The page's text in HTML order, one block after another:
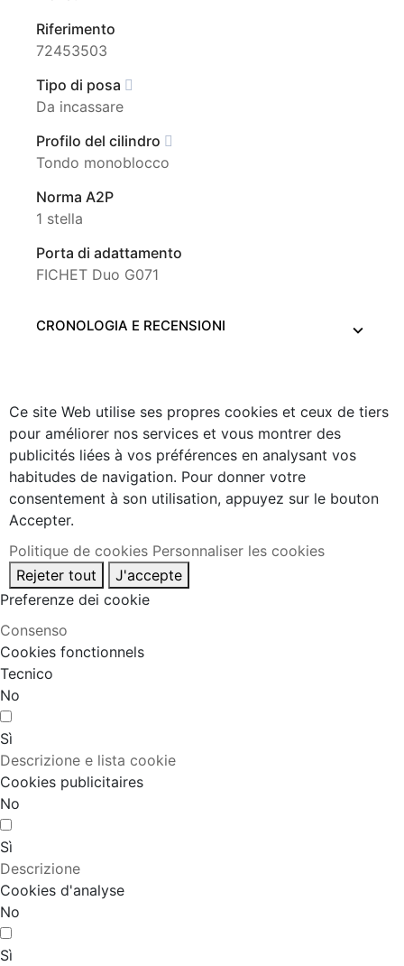
Riferimento
72453503
Tipo di posa
Da incassare
Profilo del cilindro
Tondo monoblocco
Norma A2P
1 stella
Porta di adattamento
FICHET Duo G071
CRONOLOGIA E RECENSIONI
Ce site Web utilise ses propres cookies et ceux de tiers
pour améliorer nos services et vous montrer des
publicités liées à vos préférences en analysant vos
habitudes de navigation. Pour donner votre
consentement à son utilisation, appuyez sur le bouton
Accepter.
Politique de cookies Personnaliser les cookies
Rejeter tout
J'accepte
Preferenze dei cookie
Consenso
Cookies fonctionnels
Tecnico
No
Sì
Descrizione e lista cookie
Cookies publicitaires
No
Sì
Descrizione
Cookies d'analyse
No
Sì